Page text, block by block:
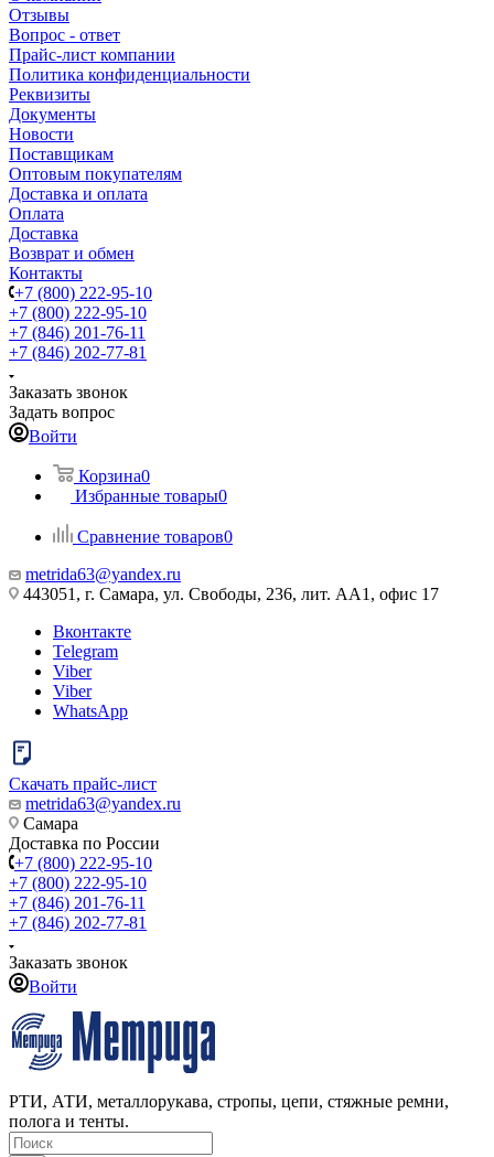
Отзывы
Вопрос - ответ
Прайс-лист компании
Политика конфиденциальности
Реквизиты
Документы
Новости
Поставщикам
Оптовым покупателям
Доставка и оплата
Оплата
Доставка
Возврат и обмен
Контакты
+7 (800) 222-95-10
+7 (800) 222-95-10
+7 (846) 201-76-11
+7 (846) 202-77-81
Заказать звонок
Задать вопрос
Войти
Корзина0
Избранные товары0
Сравнение товаров0
metrida63@yandex.ru
443051, г. Самара, ул. Свободы, 236, лит. АА1, офис 17
Вконтакте
Telegram
Viber
Viber
WhatsApp
Скачать прайс-лист
metrida63@yandex.ru
Самара
Доставка по России
+7 (800) 222-95-10
+7 (800) 222-95-10
+7 (846) 201-76-11
+7 (846) 202-77-81
Заказать звонок
Войти
РТИ, АТИ, металлорукава, стропы, цепи, стяжные ремни,
полога и тенты.